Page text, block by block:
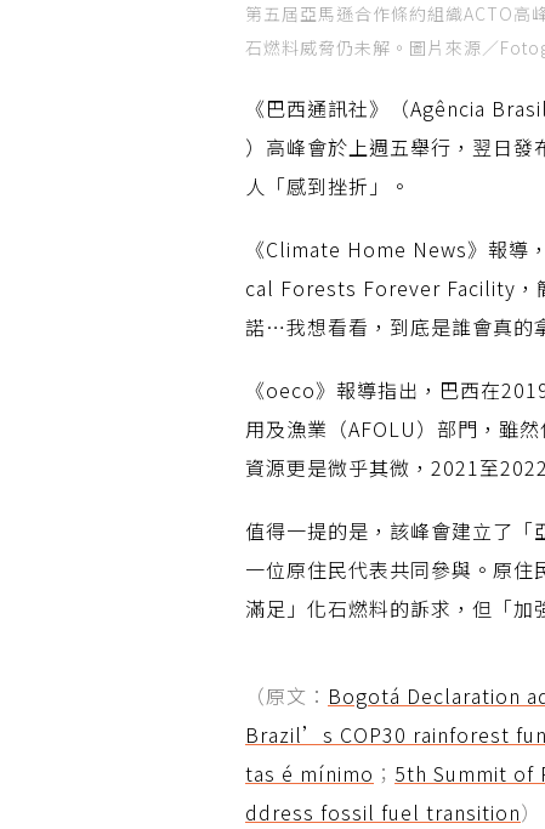
第五屆亞馬遜合作條約組織ACTO高
石燃料威脅仍未解。圖片來源／
《巴西通訊社》（Agência
）高峰會於上週五舉行，翌日
人「感到挫折」。
《Climate Home News》報導
cal Forests Forever Facility，
諾…我想看看，到底是誰會真的
《oeco》報導指出，巴西在
用及漁業（AFOLU）部門，雖
資源更是微乎其微，2021至
值得一提的是，該峰會建立了
一位原住民代表共同參與。原
滿足」化石燃料的訴求，但「加
（原文： Bogotá Declaration
Brazil’s COP30 rainforest
tas é mínimo ； 5th Summit of
ddress fossil fuel transition）